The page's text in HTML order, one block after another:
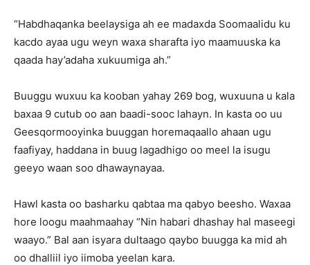
“Habdhaqanka beelaysiga ah ee madaxda Soomaalidu ku
kacdo ayaa ugu weyn waxa sharafta iyo maamuuska ka
qaada hay’adaha xukuumiga ah.”
Buuggu wuxuu ka kooban yahay 269 bog, wuxuuna u kala
baxaa 9 cutub oo aan baadi-sooc lahayn. In kasta oo uu
Geesqormooyinka buuggan horemaqaallo ahaan ugu
faafiyay, haddana in buug lagadhigo oo meel la isugu
geeyo waan soo dhawaynayaa.
Hawl kasta oo basharku qabtaa ma qabyo beesho. Waxaa
hore loogu maahmaahay “Nin habari dhashay hal maseegi
waayo.” Bal aan isyara dultaago qaybo buugga ka mid ah
oo dhalliil iyo iimoba yeelan kara.